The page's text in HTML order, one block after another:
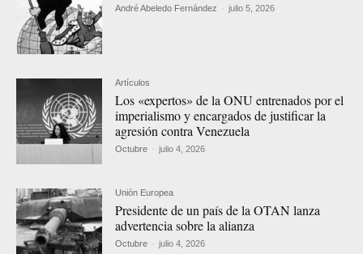
André Abeledo Fernández - julio 5, 2026
Artículos
Los «expertos» de la ONU entrenados por el
imperialismo y encargados de justificar la
agresión contra Venezuela
Octubre - julio 4, 2026
Unión Europea
Presidente de un país de la OTAN lanza
advertencia sobre la alianza
Octubre - julio 4, 2026